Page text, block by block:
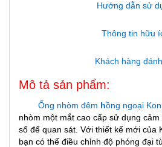
Hướng dẫn sử
Thông tin hữu
Khách hàng
Mô tả sản phẩm:
Ống nhòm đêm hồng ngoại
nhòm một mắt cao cấp sử dụng cảm
số để quan sát. Với thiết kế mới của
bạn có thể điều chỉnh độ phóng đại